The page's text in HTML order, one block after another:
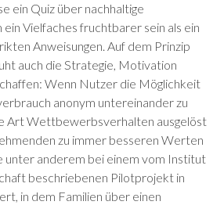
ein Quiz über nachhaltige
Vielfaches fruchtbarer sein als ein
Anweisungen. Auf dem Prinzip
auch die Strategie, Motivation
Wenn Nutzer die Möglichkeit
anonym untereinander zu
Art Wettbewerbsverhalten ausgelöst
zu immer besseren Werten
unter anderem bei einem vom Institut
beschriebenen Pilotprojekt in
in dem Familien über einen